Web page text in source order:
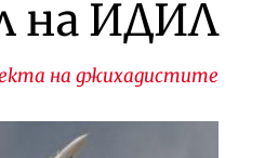
на ИДИЛ
на джихадистите